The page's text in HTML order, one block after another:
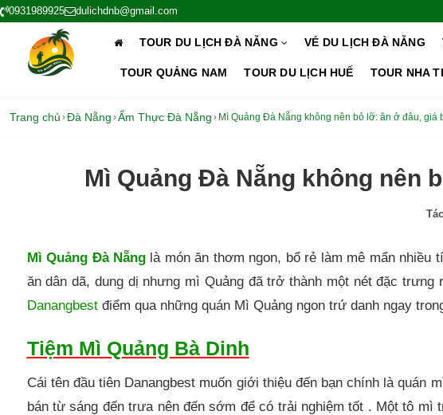
0931989925 dulichdnb@gmail.com
TOUR DU LỊCH ĐÀ NẴNG VÉ DU LỊCH ĐÀ NẴNG
TOUR QUẢNG NAM TOUR DU LỊCH HUẾ TOUR NHA
Trang chủ ›Đà Nẵng ›Ẩm Thực Đà Nẵng › Mì Quảng Đà Nẵng không nên bỏ lỡ: ăn ở đâu, giá
Mì Quảng Đà Nẵng không nên
Mì Quảng Đà Nẵng là món ăn thơm ngon, bổ rẻ làm mê mẩn nhiều
ăn dân dã, dung dị nhưng mì Quảng đã trở thành một nét đặc
Danangbestđiểm qua những quán Mì Quảng ngon trứ danh ngay
Tiệm Mì Quảng Bà Dinh
Cái tên đầu tiên Danangbest muốn giới thiệu đến bạn chính là quán
bán từ sáng đến trưa nên đến sớm để có trải nghiệm tốt . Một tô